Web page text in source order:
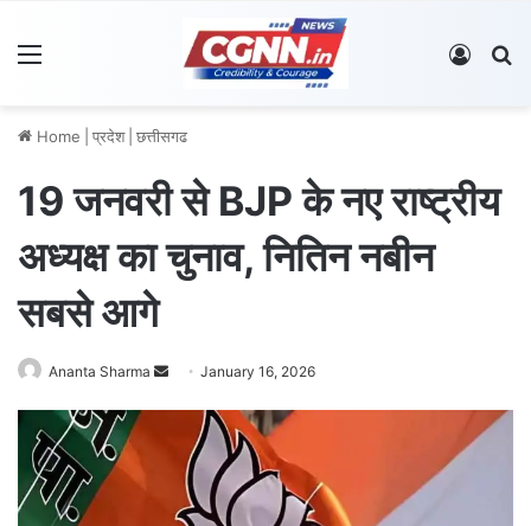
Log In
Home प्रदेश छत्तीसगढ
19 जनवरी से BJP के नए राष्ट्रीय
अध्यक्ष का चुनाव, नितिन नबीन
सबसे आगे
Ananta Sharma
n
January 16, 2026